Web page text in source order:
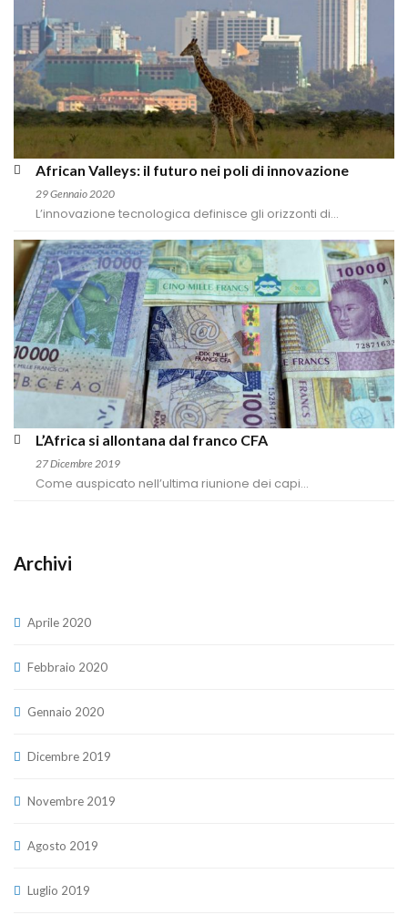
African Valleys: il futuro nei poli di innovazione
29 Gennaio 2020
L’innovazione tecnologica definisce gli orizzonti di...
L’Africa si allontana dal franco CFA
27 Dicembre 2019
Come auspicato nell’ultima riunione dei capi...
Archivi
Aprile 2020
Febbraio 2020
Gennaio 2020
Dicembre 2019
Novembre 2019
Agosto 2019
Luglio 2019